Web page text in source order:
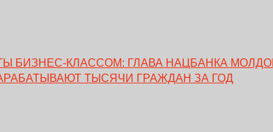
БИЗНЕС-КЛАССОМ: ГЛАВА НАЦБАНКА
ТЫСЯЧИ ГРАЖДАН ЗА ГОД